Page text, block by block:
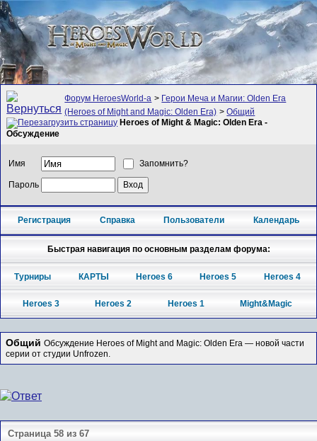
Форум HeroesWorld-а > Герои Меча и Магии: Olden Era
(Heroes of Might and Magic: Olden Era) >Общий
Heroes of Might & Magic: Olden Era -
Обсуждение
Имя Запомнить?
Пароль
Регистрация Справка Пользователи Календарь
Быстрая навигация по основным разделам форума:
Турниры КАРТЫ Heroes 6 Heroes 5 Heroes 4
Heroes 3 Heroes 2 Heroes 1 Might&Magic
Общий Обсуждение Heroes of Might and Magic: Olden Era — новой части
серии от студии Unfrozen.
Страница 58 из 67